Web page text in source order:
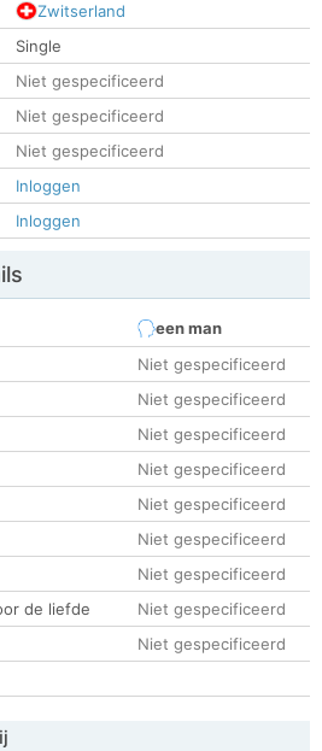
Zwitserland
Single
Niet gespecificeerd
Niet gespecificeerd
Niet gespecificeerd
Inloggen
Inloggen
een man
Niet gespecificeerd
Niet gespecificeerd
Niet gespecificeerd
Niet gespecificeerd
Niet gespecificeerd
Niet gespecificeerd
Niet gespecificeerd
de liefde
Niet gespecificeerd
Niet gespecificeerd